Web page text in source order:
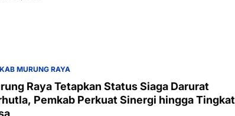
MURUNG RAYA
Raya Tetapkan Status Siaga Darurat
Pemkab Perkuat Sinergi hingga Tingkat